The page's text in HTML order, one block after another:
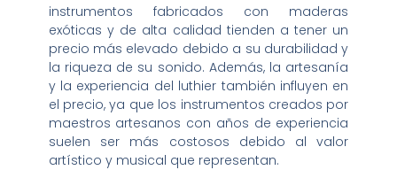
instrumentos fabricados con maderas
exóticas y de alta calidad tienden a tener un
precio más elevado debido a su durabilidad y
la riqueza de su sonido. Además, la artesanía
y la experiencia del luthier también influyen en
el precio, ya que los instrumentos creados por
maestros artesanos con años de experiencia
suelen ser más costosos debido al valor
artístico y musical que representan.